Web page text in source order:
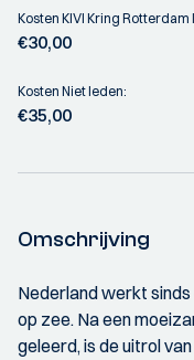
Kosten KIVI Kring Rotterdam
€30,00
Kosten Niet leden:
€35,00
Omschrijving
Nederland werkt
op zee. Na een
geleerd, is de uitrol